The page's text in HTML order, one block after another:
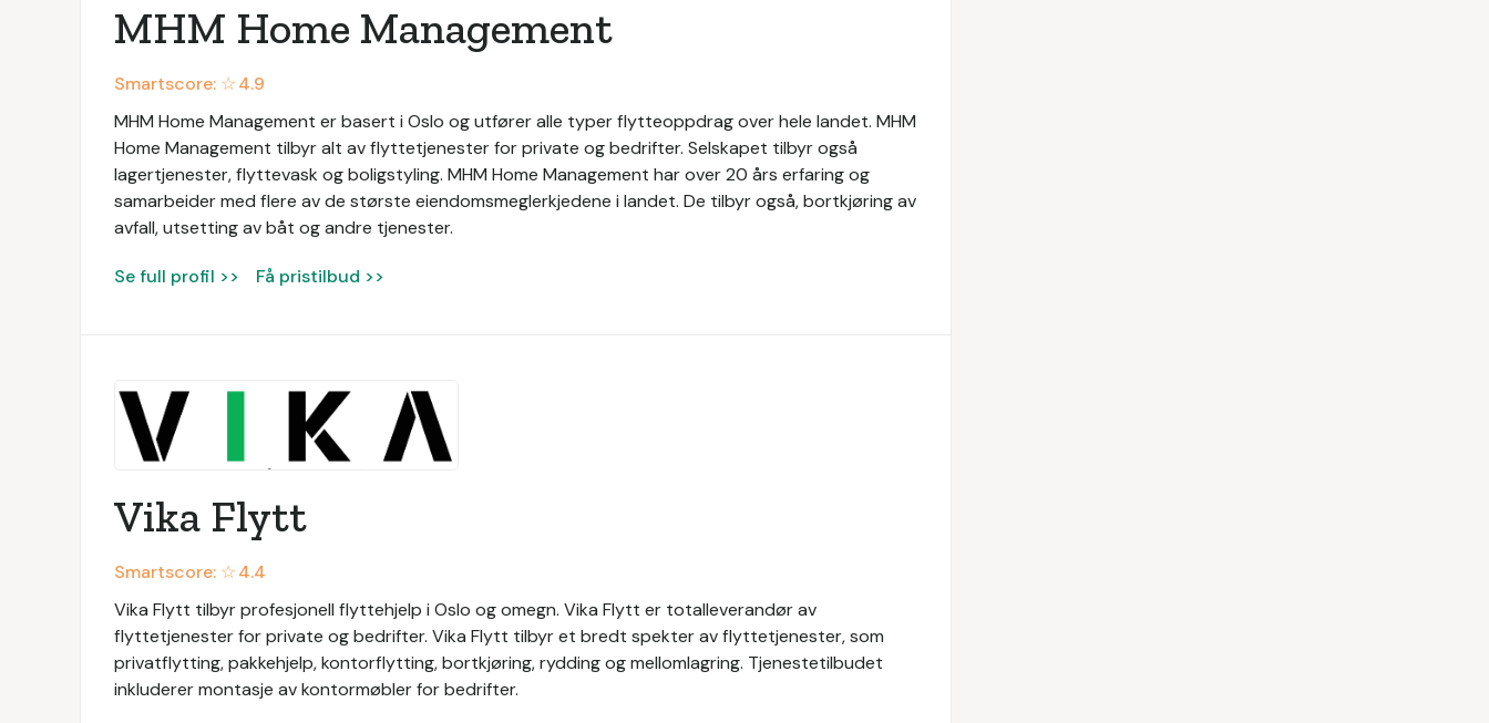
MHM Home Management
Smartscore: ☆4.9
MHM Home Management er basert i Oslo og utfører alle typer flytteoppdrag over hele landet. MHM
Home Management tilbyr alt av flyttetjenester for private og bedrifter. Selskapet tilbyr også
lagertjenester, flyttevask og boligstyling. MHM Home Management har over 20 års erfaring og
samarbeider med flere av de største eiendomsmeglerkjedene i landet. De tilbyr også, bortkjøring av
avfall, utsetting av båt og andre tjenester.
Se full profil >> Få pristilbud >>
Vika Flytt
Smartscore: ☆4.4
Vika Flytt tilbyr profesjonell flyttehjelp i Oslo og omegn. Vika Flytt er totalleverandør av
flyttetjenester for private og bedrifter. Vika Flytt tilbyr et bredt spekter av flyttetjenester, som
privatflytting, pakkehjelp, kontorflytting, bortkjøring, rydding og mellomlagring. Tjenestetilbudet
inkluderer montasje av kontormøbler for bedrifter.